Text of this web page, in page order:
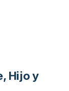
Hijo y